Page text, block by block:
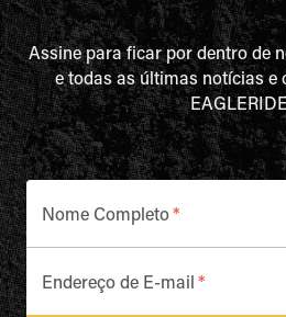
Assine para ficar por dentro de
e todas as últimas notícias e
Nome Completo*
Endereço de E-mail *